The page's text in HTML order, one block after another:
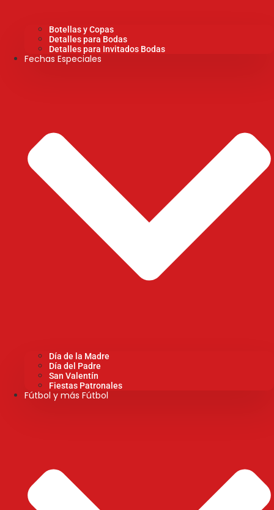
Botellas y Copas
Detalles para Bodas
Detalles para Invitados Bodas
Fechas Especiales
Día de la Madre
Día del Padre
San Valentín
Fiestas Patronales
Fútbol y más Fútbol